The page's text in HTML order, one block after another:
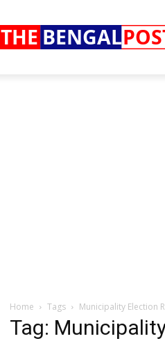
THE BENGAL
Home Tags Municipality Election
Tag: